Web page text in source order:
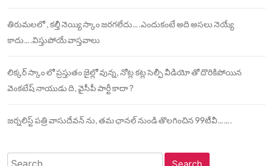
తిరుమలలో , కల్తీ నెయ్యి స్కాం జరగలేదు….ఎందుకంటే అది అసలు నెయ్యే
కాదు….విస్తుపోయే వాస్తవాలు
లిక్కర్ స్కాం లో ప్రస్తుతం జైల్లో వున్న, నోట్ల కట్ల సెల్ఫీ వీడియో తో దొరికిపోయిన
వెంకటేష్ నాయుడు ది, వైసీపీ పార్టీ కాదా ?
జర్నలిస్ట్ పత్రి వాసుదేవన్ ను, తమ ఛానల్ నుండి తొలగించిన 99టీవీ…….
Search